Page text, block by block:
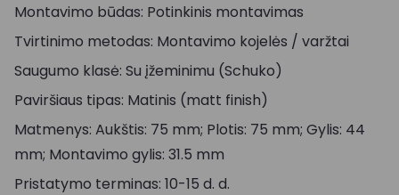
Montavimo būdas: Potinkinis montavimas
Tvirtinimo metodas: Montavimo kojelės / varžtai
Saugumo klasė: Su įžeminimu (Schuko)
Paviršiaus tipas: Matinis (matt finish)
Matmenys: Aukštis: 75 mm; Plotis: 75 mm; Gylis: 44
mm; Montavimo gylis: 31.5 mm
Pristatymo terminas: 10-15 d. d.